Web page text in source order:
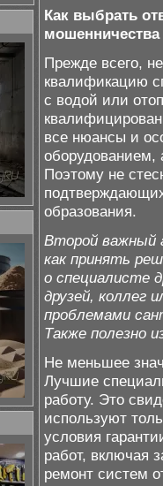
Как выбрать
мошенничества
Прежде всего,
квалификацию
с водой или
все нюансы и
оборудованием,
Поэтому не
образования.
Второй важный
как принять
о специалисте
друзей, коллег
проблемами
Также полезно
Не меньшее
Лучшие
работу. Это
используют
условия
работ, включая
ремонт систем